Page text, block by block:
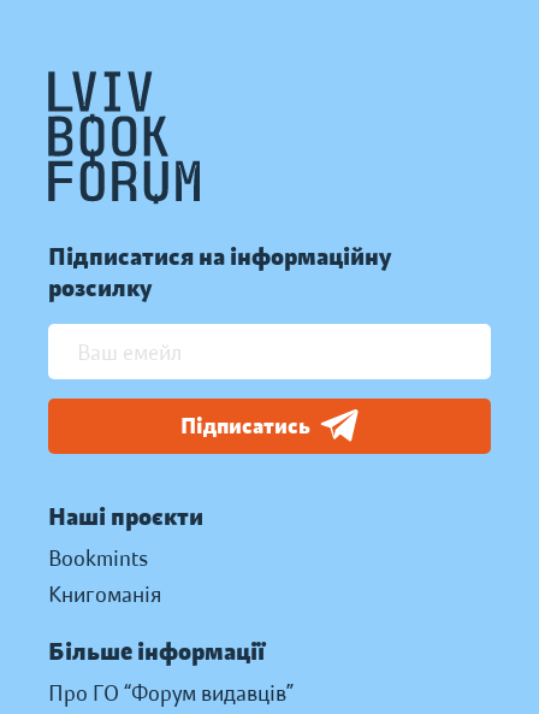
Підписатися на інформаційну
розсилку
Підписатись
Наші проєкти
Bookmints
Книгоманія
Більше інформації
Про ГО “Форум видавців”